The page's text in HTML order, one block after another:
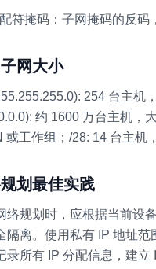
符掩码：子网掩码的反码
网大小
254 台主机
约 1600 万台主机，
或工作组；/28: 14 台主机
划最佳实践
络规划时，应根据当前设
隔离。使用私有 IP 地址
录所有 IP 分配信息，建立